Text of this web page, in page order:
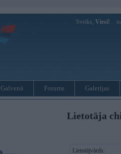
Sveiks, Viesi!
Galvenā Forums Galerijas
Lietotāja
Lietotājvārds: